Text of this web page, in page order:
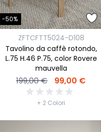
-50%
ZFTCFTT5024-D108
Tavolino da caffè rotondo,
L.75 H.46 P.75, color Rovere
mauvella
199,00 € 99,00 €
+ 2 Colori